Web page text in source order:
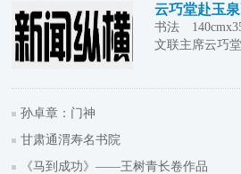
云巧堂赴玉
书法
文联主席云巧
孙卓章：门神
甘肃通渭寿名书院
《马到成功》——王树青长卷作品